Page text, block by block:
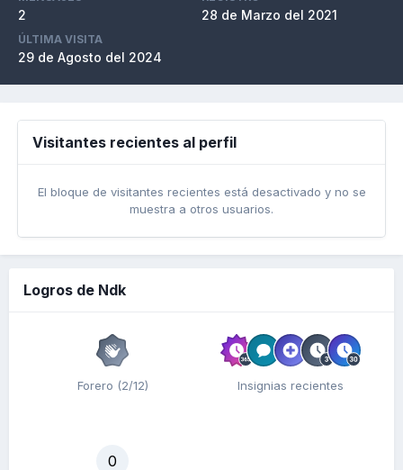
2 28 de Marzo del 2021
ÚLTIMA VISITA
29 de Agosto del 2024
Visitantes recientes al perfil
El bloque de visitantes recientes está desactivado y no se
muestra a otros usuarios.
Logros de Ndk
Forero (2/12) Insignias recientes
0